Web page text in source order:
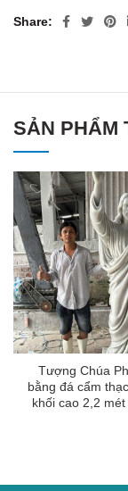
Share
SẢN PHẨM
Tượng Chúa
bằng đá cẩm
khối cao 2,2 mét